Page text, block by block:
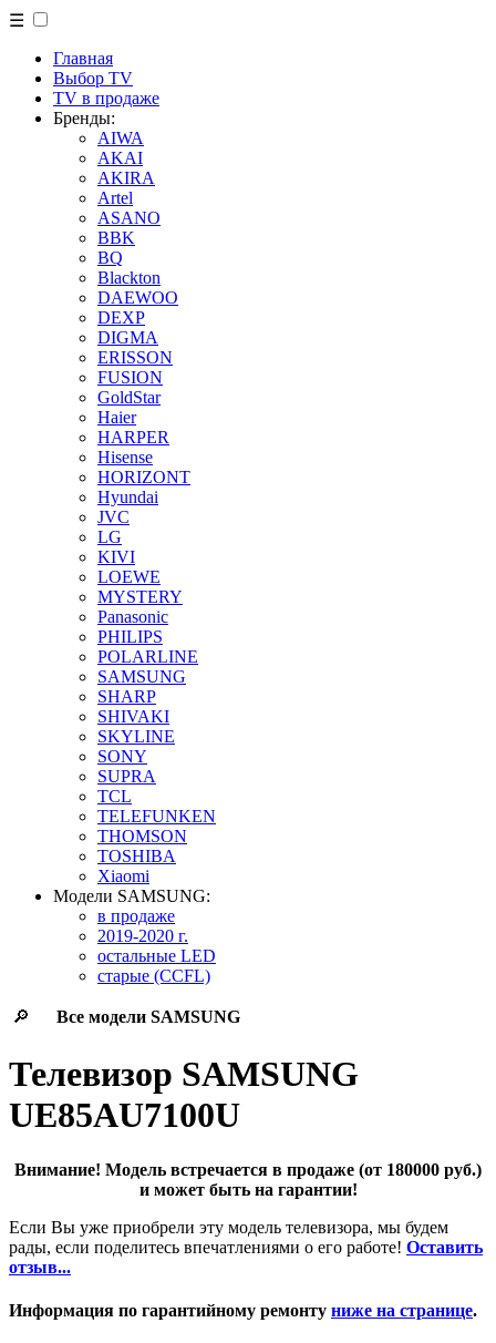
☰
Главная
Выбор TV
TV в продаже
Бренды:
AIWA
AKAI
AKIRA
Artel
ASANO
BBK
BQ
Blackton
DAEWOO
DEXP
DIGMA
ERISSON
FUSION
GoldStar
Haier
HARPER
Hisense
HORIZONT
Hyundai
JVC
LG
KIVI
LOEWE
MYSTERY
Panasonic
PHILIPS
POLARLINE
SAMSUNG
SHARP
SHIVAKI
SKYLINE
SONY
SUPRA
TCL
TELEFUNKEN
THOMSON
TOSHIBA
Xiaomi
Модели SAMSUNG:
в продаже
2019-2020 г.
остальные LED
старые (CCFL)
🔎 Все модели SAMSUNG
Телевизор SAMSUNG
UE85AU7100U
Внимание! Модель встречается в продаже (от 180000 руб.)
и может быть на гарантии!
Если Вы уже приобрели эту модель телевизора, мы будем
рады, если поделитесь впечатлениями о его работе! Оставить
отзыв...
Информация по гарантийному ремонту ниже на странице.